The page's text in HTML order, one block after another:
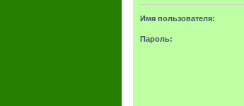
Имя пользователя:
Пароль: